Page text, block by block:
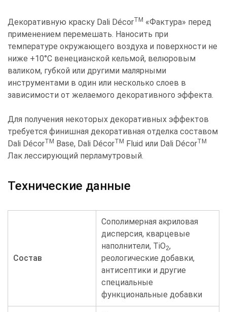
Декоративную краску Dali DécorTM «Фактура» перед
применением перемешать. Наносить при
температуре окружающего воздуха и поверхности не
ниже +10°С венецианской кельмой, велюровым
валиком, губкой или другими малярными
инструментами в один или несколько слоев в
зависимости от желаемого декоративного эффекта.
Для получения некоторых декоративных эффектов
требуется финишная декоративная отделка составом
Dali DécorTM Base, Dali DécorTM Fluid или Dali DécorTM
Лак лессирующий перламутровый.
Технические данные
Состав
Сополимерная акриловая
дисперсия, кварцевые
наполнители, TiO2,
реологические добавки,
антисептики и другие
специальные
функциональные добавки